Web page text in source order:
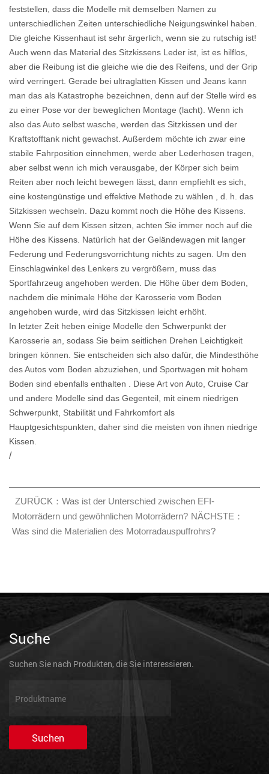
feststellen, dass die Modelle mit demselben Namen zu
unterschiedlichen Zeiten unterschiedliche Neigungswinkel haben.
Die gleiche Kissenhaut ist sehr ärgerlich, wenn sie zu rutschig ist!
Auch wenn das Material des Sitzkissens Leder ist, ist es hilflos,
aber die Reibung ist die gleiche wie die des Reifens, und der Grip
wird verringert. Gerade bei ultraglatten Kissen und Jeans kann
man das als Katastrophe bezeichnen, denn auf der Stelle wird es
zu einer Pose vor der beweglichen Montage (lacht). Wenn ich
also das Auto selbst wasche, werden das Sitzkissen und der
Kraftstofftank nicht gewachst. Außerdem möchte ich zwar eine
stabile Fahrposition einnehmen, werde aber Lederhosen tragen,
aber selbst wenn ich mich verausgabe, der Körper sich beim
Reiten aber noch leicht bewegen lässt, dann empfiehlt es sich,
eine kostengünstige und effektive Methode zu wählen , d. h. das
Sitzkissen wechseln. Dazu kommt noch die Höhe des Kissens.
Wenn Sie auf dem Kissen sitzen, achten Sie immer noch auf die
Höhe des Kissens. Natürlich hat der Geländewagen mit langer
Federung und Federungsvorrichtung nichts zu sagen. Um den
Einschlagwinkel des Lenkers zu vergrößern, muss das
Sportfahrzeug angehoben werden. Die Höhe über dem Boden,
nachdem die minimale Höhe der Karosserie vom Boden
angehoben wurde, wird das Sitzkissen leicht erhöht.
In letzter Zeit heben einige Modelle den Schwerpunkt der
Karosserie an, sodass Sie beim seitlichen Drehen Leichtigkeit
bringen können. Sie entscheiden sich also dafür, die Mindesthöhe
des Autos vom Boden abzuziehen, und Sportwagen mit hohem
Boden sind ebenfalls enthalten . Diese Art von Auto, Cruise Car
und andere Modelle sind das Gegenteil, mit einem niedrigen
Schwerpunkt, Stabilität und Fahrkomfort als
Hauptgesichtspunkten, daher sind die meisten von ihnen niedrige
Kissen.
/
ZURÜCK：Was ist der Unterschied zwischen EFI-
Motorrädern und gewöhnlichen Motorrädern? NÄCHSTE：
Was sind die Materialien des Motorradauspuffrohrs?
Suche
Suchen Sie nach Produkten, die Sie interessieren.